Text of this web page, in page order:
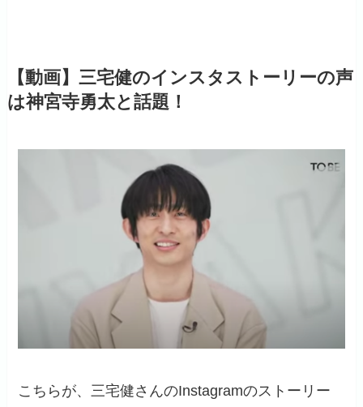
【動画】三宅健のインスタストーリーの声
は神宮寺勇太と話題！
こちらが、三宅健さんのInstagramのストーリー